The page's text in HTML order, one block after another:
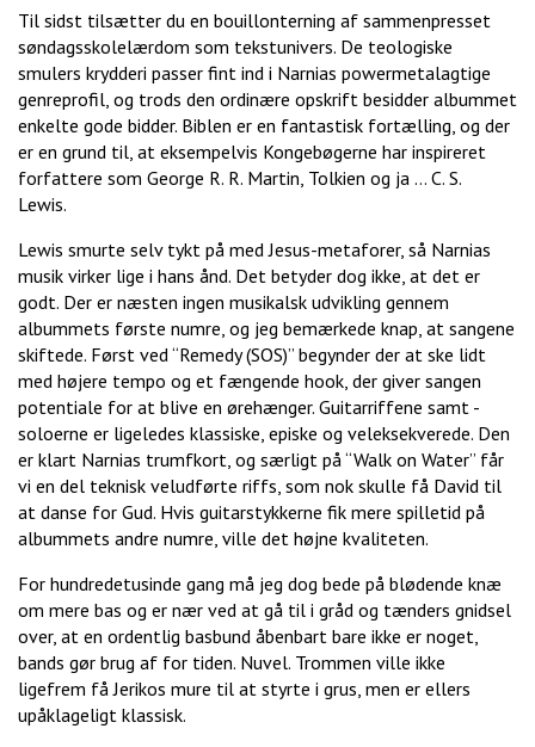
Til sidst tilsætter du en bouillonterning af sammenpresset
søndagsskolelærdom som tekstunivers. De teologiske
smulers krydderi passer fint ind i Narnias powermetalagtige
genreprofil, og trods den ordinære opskrift besidder albummet
enkelte gode bidder. Biblen er en fantastisk fortælling, og der
er en grund til, at eksempelvis Kongebøgerne har inspireret
forfattere som George R. R. Martin, Tolkien og ja … C. S.
Lewis.
Lewis smurte selv tykt på med Jesus-metaforer, så Narnias
musik virker lige i hans ånd. Det betyder dog ikke, at det er
godt. Der er næsten ingen musikalsk udvikling gennem
albummets første numre, og jeg bemærkede knap, at sangene
skiftede. Først ved “Remedy (SOS)” begynder der at ske lidt
med højere tempo og et fængende hook, der giver sangen
potentiale for at blive en ørehænger. Guitarriffene samt -
soloerne er ligeledes klassiske, episke og veleksekverede. Den
er klart Narnias trumfkort, og særligt på “Walk on Water” får
vi en del teknisk veludførte riffs, som nok skulle få David til
at danse for Gud. Hvis guitarstykkerne fik mere spilletid på
albummets andre numre, ville det højne kvaliteten.
For hundredetusinde gang må jeg dog bede på blødende knæ
om mere bas og er nær ved at gå til i gråd og tænders gnidsel
over, at en ordentlig basbund åbenbart bare ikke er noget,
bands gør brug af for tiden. Nuvel. Trommen ville ikke
ligefrem få Jerikos mure til at styrte i grus, men er ellers
upåklageligt klassisk.